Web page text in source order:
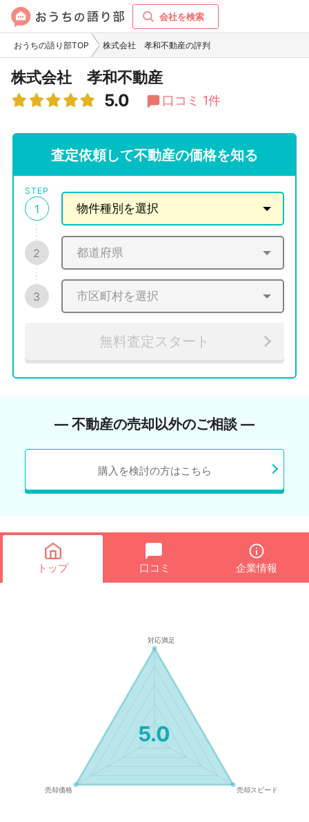
会社を検索
おうちの語り部TOP 株式会社 孝和不動産の評判
株式会社 孝和不動産
5.0 口コミ 1件
査定依頼して不動産の価格を知る
STEP
1
2
3
無料査定スタート
― 不動産の売却以外のご相談 ―
購入を検討の方はこちら
トップ 口コミ 企業情報
5.0